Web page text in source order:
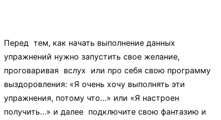
Перед тем, как начать выполнение данных
упражнений нужно запустить свое желание,
проговаривая вслух или про себя свою программу
выздоровления: «Я очень хочу выполнять эти
упражнения, потому что…» или «Я настроен
получить…» и далее подключите свою фантазию и